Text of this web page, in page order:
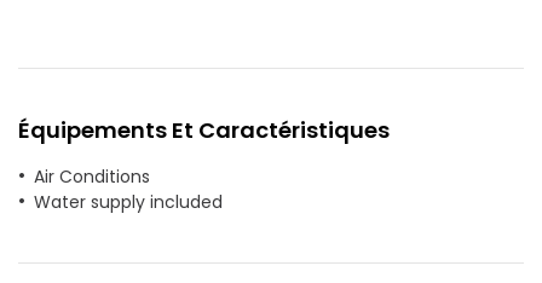
Équipements Et Caractéristiques
Air Conditions
Water supply included